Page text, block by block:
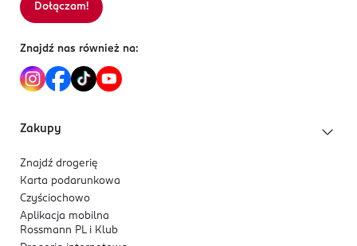
Sortowanie wg
Dołączam!
Znajdź nas również na:
Zakupy
Znajdź drogerię
Karta podarunkowa
Czyściochowo
Aplikacja mobilna
Rossmann PL i Klub